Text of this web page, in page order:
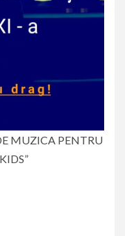
MUZICA PENTRU